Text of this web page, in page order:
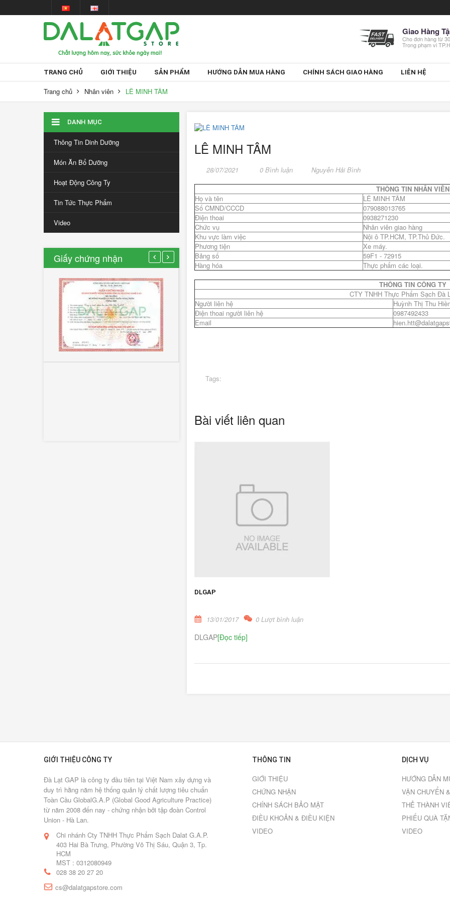
Giao Hàng
Cho đơn hàng từ
Trong phạm vi
TRANG CHỦ GIỚI THIỆU SẢN PHẨM HƯỚNG DẪN MUA HÀNG CHÍNH SÁCH GIAO HÀNG LIÊN HỆ
Trang chủ Nhân viên LÊ MINH TÂM
DANH MỤC
Thông Tin Dinh Dưỡng
Món Ăn Bổ Dưỡng
Hoạt Động Công Ty
Tin Tức Thực Phẩm
Video
Giấy chứng nhận
LÊ MINH TÂM
28/07/2021 0 Bình luận
Nguyễn Hải Bình
THÔNG TIN NHÂN VIÊN
Họ và tên
LÊ MINH TÂM
Số CMND/CCCD
079088013765
Điện thoai
0938271230
Chức vụ
Nhân viên giao hàng
Khu vực làm việc
Nội ô TP.HCM, TP.Thủ Đức.
Phương tiện
Xe máy.
Bảng số
59F1 - 72915
Hàng hóa
Thực phẩm các loại.
THÔNG TIN CÔNG TY
CTY TNHH Thực Phẩm Sạch Đà
Người liên hệ
Huỳnh Thị Thu
Điện thoai người liên hệ
0987492433
Email
Tags:
Bài viết liên quan
DLGAP
13/01/2017 0 Lượt bình luận
DLGAP[Đọc tiếp]
GIỚI THIỆU CÔNG TY
Đà Lạt GAP là công ty đầu tiên tại Việt Nam xây dựng và
duy trì hằng năm hệ thống quản lý chất lượng tiêu chuẩn
Toàn Cầu GlobalG.A.P (Global Good Agriculture Practice)
từ năm 2008 đến nay - chứng nhận bởi tập đoàn Control
Union - Hà Lan.
Chi nhánh Cty TNHH Thực Phẩm Sạch Dalat G.A.P.
403 Hai Bà Trưng, Phường Võ Thị Sáu, Quận 3, Tp.
HCM
MST : 0312080949
028 38 20 27 20
cs@dalatgapstore.com
THÔNG TIN
GIỚI THIỆU
CHỨNG NHẬN
CHÍNH SÁCH BẢO MẬT
ĐIỀU KHOẢN & ĐIỀU KIỆN
VIDEO
DỊCH VỤ
HƯỚNG DẪN
VẬN CHUYỂN
THẺ THÀNH
PHIẾU QUÀ
VIDEO